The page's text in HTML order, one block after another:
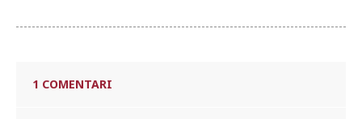
1 COMENTARI